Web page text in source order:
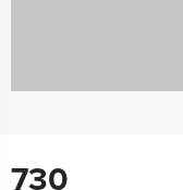
730